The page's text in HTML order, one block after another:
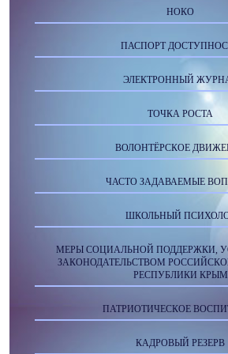
НОКО
ПАСПОРТ
ЭЛЕКТРОННЫЙ
ТОЧКА РОСТА
ВОЛОНТЁРСКОЕ
ЧАСТО ЗАДАВАЕМЫЕ
ШКОЛЬНЫЙ
МЕРЫ СОЦИАЛЬНОЙ ПОДДЕРЖКИ,
ЗАКОНОДАТЕЛЬСТВОМ
РЕСПУБЛИКИ КРЫМ
ПАТРИОТИЧЕСКОЕ
КАДРОВЫЙ РЕЗЕРВ